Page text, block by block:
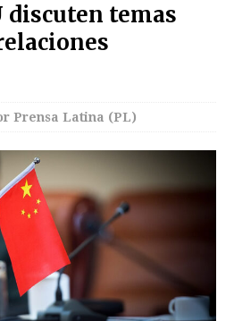
discuten temas
Prensa Latina (PL)